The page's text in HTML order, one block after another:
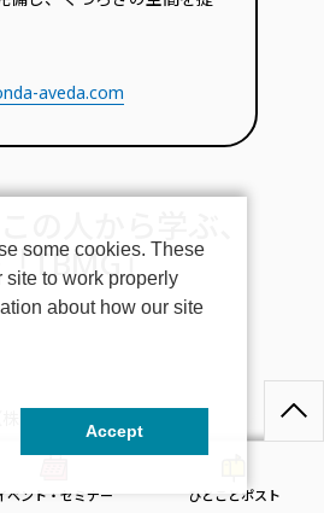
aveda.com
TBMG」
ベント・セミナー ひとことポスト
some cookies. These
site to work properly
about how our site
Accept